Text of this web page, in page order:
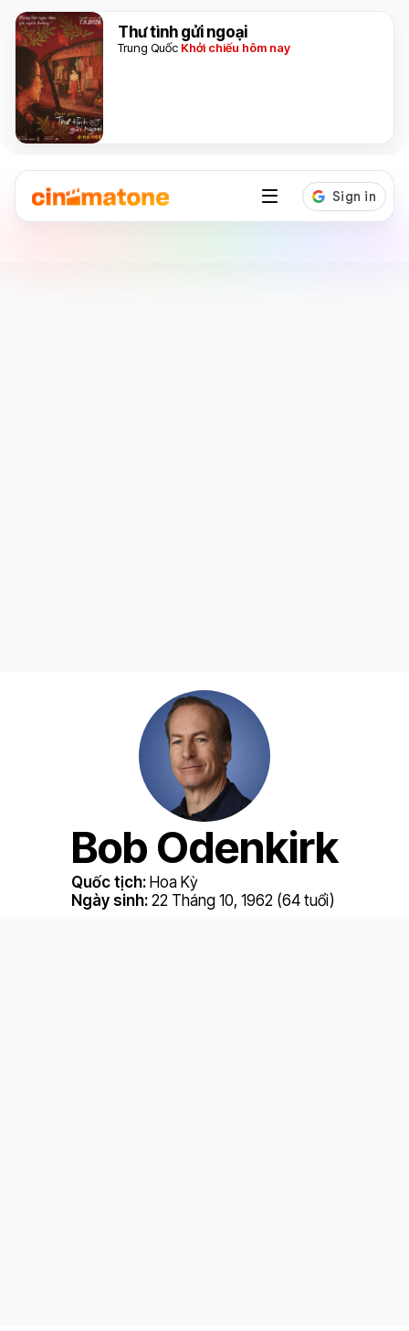
Thư tình gửi ngoại
Trung Quốc Khởi chiếu hôm nay
Bob Odenkirk
Quốc tịch: Hoa Kỳ
Ngày sinh: 22 Tháng 10, 1962 (64 tuổi)